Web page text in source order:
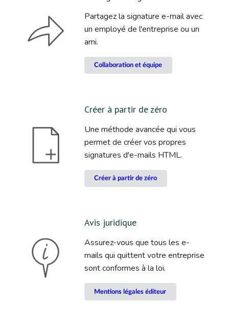
Partagez la signature e-mail avec
un employé de l'entreprise ou un
ami.
Collaboration et équipe
Créer à partir de zéro
Une méthode avancée qui vous
permet de créer vos propres
signatures d'e-mails HTML.
Créer à partir de zéro
Avis juridique
Assurez-vous que tous les e-
mails qui quittent votre entreprise
sont conformes à la loi.
Mentions légales éditeur